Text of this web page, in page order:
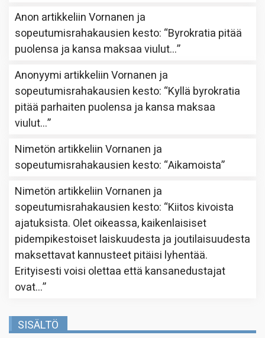
Anon artikkeliinVornanen ja
sopeutumisrahakausien kesto: “Byrokratia pitää
puolensa ja kansa maksaa viulut…”
Anonyymi artikkeliinVornanen ja
sopeutumisrahakausien kesto: “Kyllä byrokratia
pitää parhaiten puolensa ja kansa maksaa
viulut…”
Nimetön artikkeliinVornanen ja
sopeutumisrahakausien kesto: “Aikamoista”
Nimetön artikkeliinVornanen ja
sopeutumisrahakausien kesto: “Kiitos kivoista
ajatuksista. Olet oikeassa, kaikenlaisiset
pidempikestoiset laiskuudesta ja joutilaisuudesta
maksettavat kannusteet pitäisi lyhentää.
Erityisesti voisi olettaa että kansanedustajat
ovat…”
SISÄLTÖ